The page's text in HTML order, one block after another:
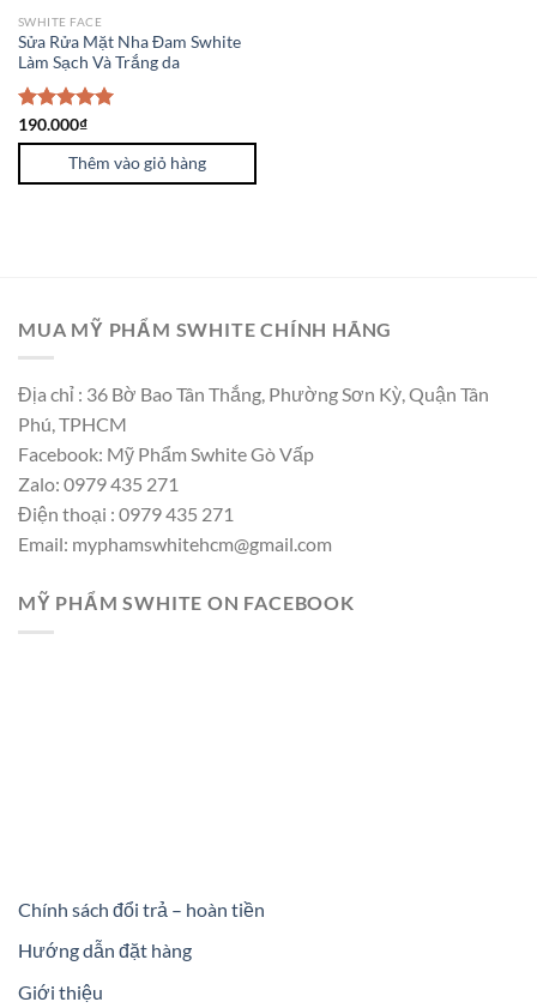
SWHITE FACE
Sửa Rửa Mặt Nha Đam Swhite
Làm Sạch Và Trắng da
Được xếp
hạng5.00
190.000₫
Thêm vào giỏ hàng
MUA MỸ PHẨM SWHITE CHÍNH HÃNG
Địa chỉ : 36 Bờ Bao Tân Thắng, Phường Sơn Kỳ, Quận Tân
Phú, TPHCM
Facebook: Mỹ Phẩm Swhite Gò Vấp
Zalo: 0979 435 271
Điện thoại : 0979 435 271
Email: myphamswhitehcm@gmail.com
MỸ PHẨM SWHITE ON FACEBOOK
Chính sách đổi trả – hoàn tiền
Hướng dẫn đặt hàng
Giới thiệu